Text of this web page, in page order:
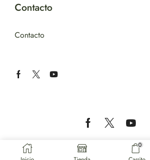
Contacto
Contacto
Copyright © 2024 – TABASA IMPORT
0